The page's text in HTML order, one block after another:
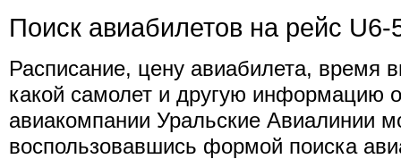
Поиск авиабилетов на рейс U6-
Расписание, цену авиабилета, время
какой самолет и другую информацию
авиакомпании Уральские Авиалинии
воспользовавшись формой поиска